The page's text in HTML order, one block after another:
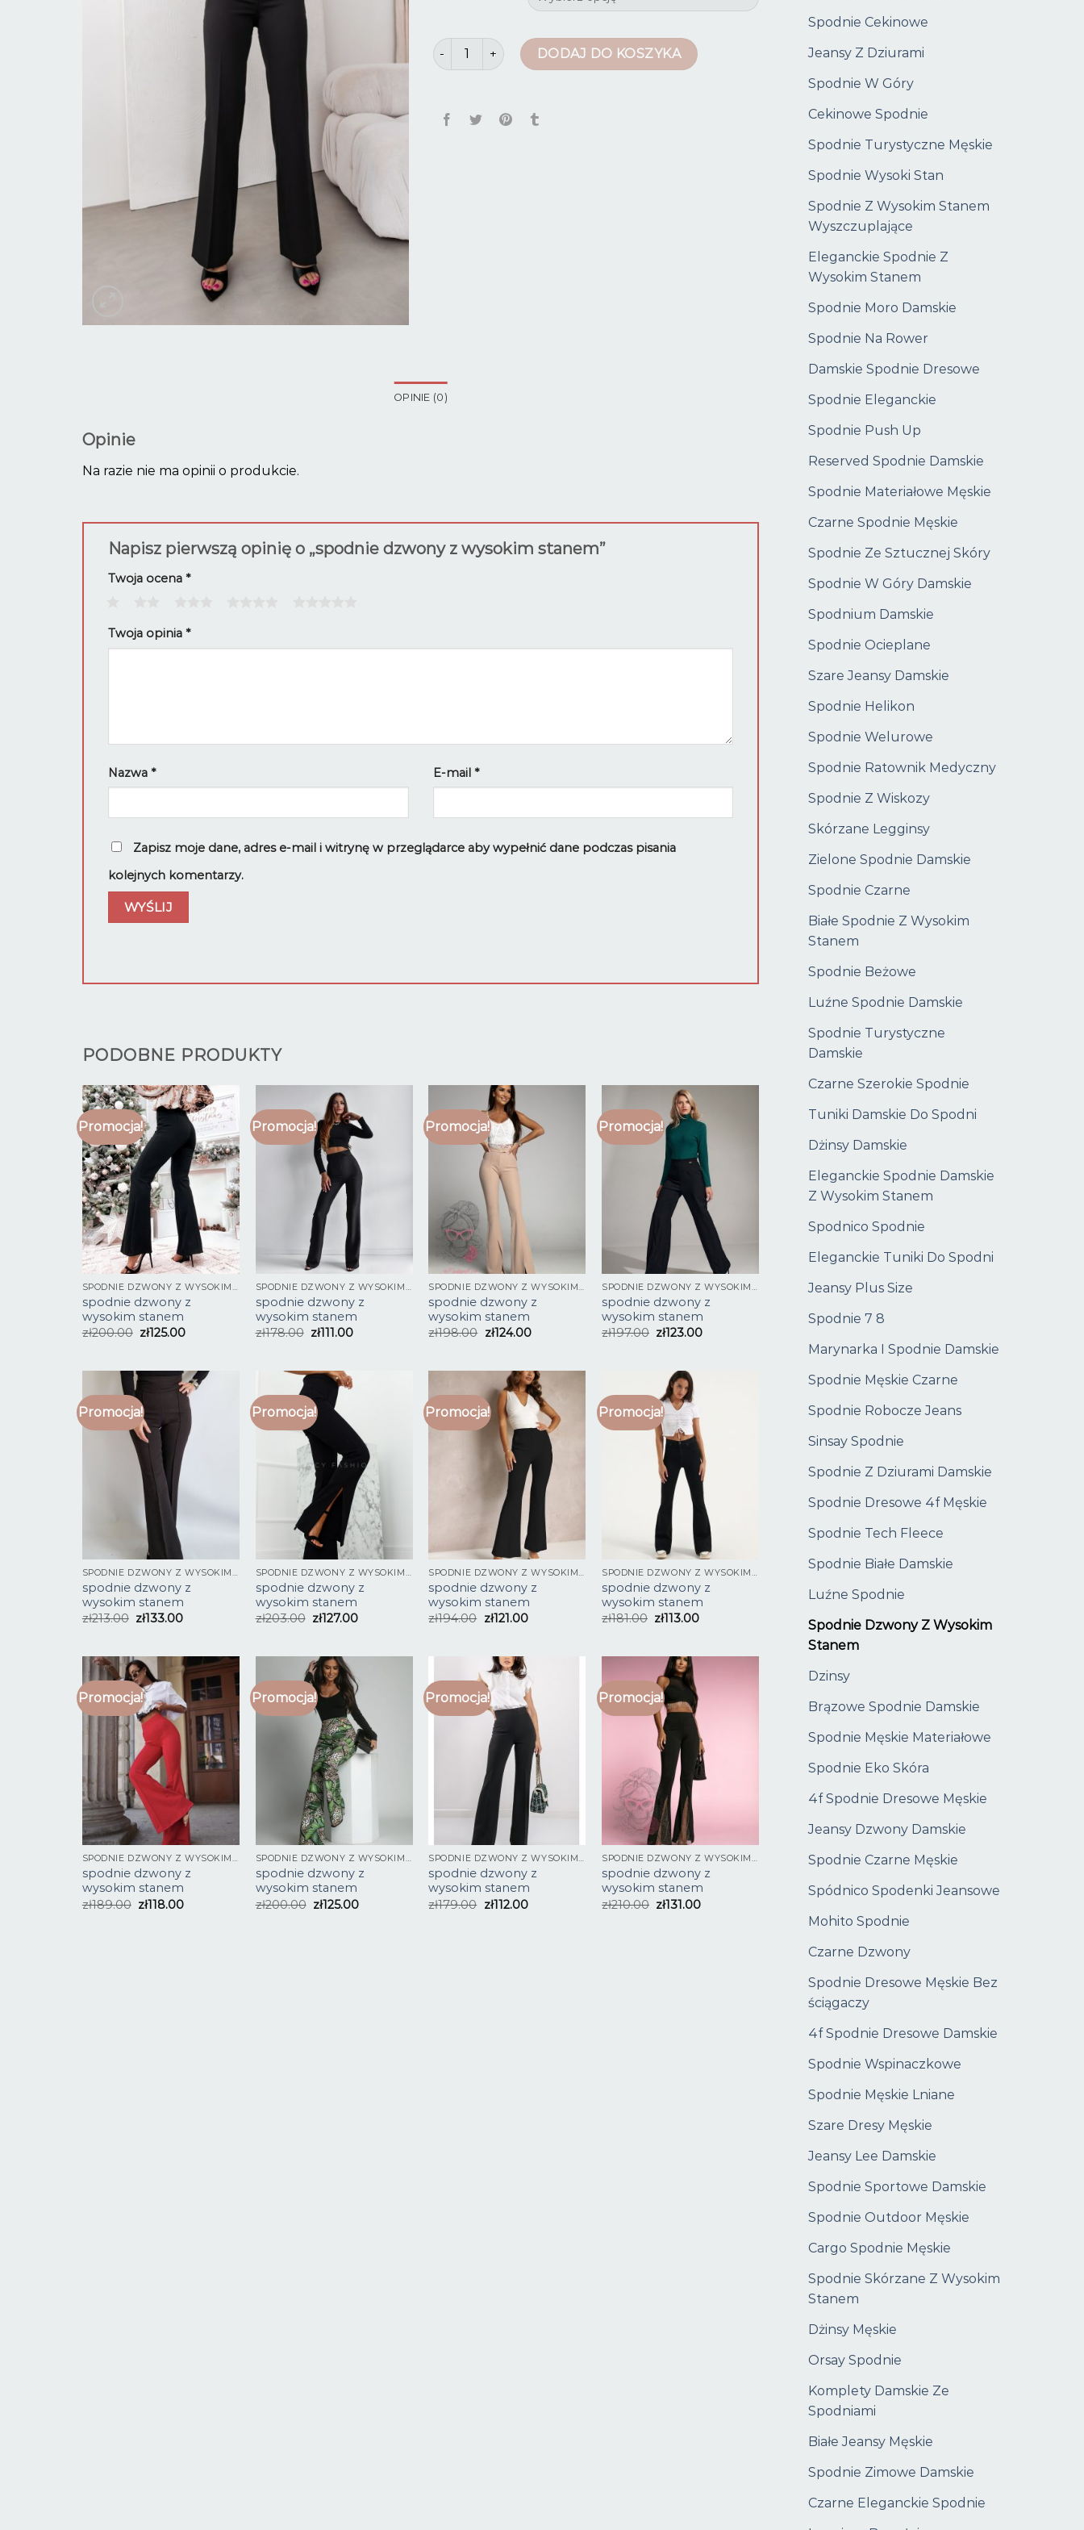
Spodnie Cekinowe
Jeansy Z Dziurami
Spodnie W Góry
Cekinowe Spodnie
Spodnie Turystyczne Męskie
Spodnie Wysoki Stan
Spodnie Z Wysokim Stanem
Wyszczuplające
Eleganckie Spodnie Z
Wysokim Stanem
Spodnie Moro Damskie
Spodnie Na Rower
Damskie Spodnie Dresowe
Spodnie Eleganckie
Spodnie Push Up
Reserved Spodnie Damskie
Spodnie Materiałowe Męskie
Czarne Spodnie Męskie
Spodnie Ze Sztucznej Skóry
Spodnie W Góry Damskie
Spodnium Damskie
Spodnie Ocieplane
Szare Jeansy Damskie
Spodnie Helikon
Spodnie Welurowe
Spodnie Ratownik Medyczny
Spodnie Z Wiskozy
Skórzane Legginsy
Zielone Spodnie Damskie
Spodnie Czarne
Białe Spodnie Z Wysokim
Stanem
Spodnie Beżowe
Luźne Spodnie Damskie
Spodnie Turystyczne
Damskie
Czarne Szerokie Spodnie
Tuniki Damskie Do Spodni
Dżinsy Damskie
Eleganckie Spodnie Damskie
Z Wysokim Stanem
Spodnico Spodnie
Eleganckie Tuniki Do Spodni
Jeansy Plus Size
Spodnie 7 8
Marynarka I Spodnie Damskie
Spodnie Męskie Czarne
Spodnie Robocze Jeans
Sinsay Spodnie
Spodnie Z Dziurami Damskie
Spodnie Dresowe 4f Męskie
Spodnie Tech Fleece
Spodnie Białe Damskie
Luźne Spodnie
Spodnie Dzwony Z Wysokim
Stanem
Dzinsy
Brązowe Spodnie Damskie
Spodnie Męskie Materiałowe
Spodnie Eko Skóra
4f Spodnie Dresowe Męskie
Jeansy Dzwony Damskie
Spodnie Czarne Męskie
Spódnico Spodenki Jeansowe
Mohito Spodnie
Czarne Dzwony
Spodnie Dresowe Męskie Bez
ściągaczy
4f Spodnie Dresowe Damskie
Spodnie Wspinaczkowe
Spodnie Męskie Lniane
Szare Dresy Męskie
Jeansy Lee Damskie
Spodnie Sportowe Damskie
Spodnie Outdoor Męskie
Cargo Spodnie Męskie
Spodnie Skórzane Z Wysokim
Stanem
Dżinsy Męskie
Orsay Spodnie
Komplety Damskie Ze
Spodniami
Białe Jeansy Męskie
Spodnie Zimowe Damskie
Czarne Eleganckie Spodnie
ilość spodnie dzwony z wysokim stanem
DODAJ DO KOSZYKA
OPINIE (0)
Opinie
Na razie nie ma opinii o produkcie.
Napisz pierwszą opinię o „spodnie dzwony z wysokim stanem”
Twoja ocena *
Twoja opinia *
Nazwa * E-mail *
Zapisz moje dane, adres e-mail i witrynę w przeglądarce aby wypełnić dane podczas pisania
kolejnych komentarzy.
PODOBNE PRODUKTY
Promocja!
SPODNIE DZWONY Z WYSOKIM STANEM
spodnie dzwony z
wysokim stanem
zł200.00 zł125.00
Promocja!
SPODNIE DZWONY Z WYSOKIM STANEM
spodnie dzwony z
wysokim stanem
zł178.00 zł111.00
Promocja!
SPODNIE DZWONY Z WYSOKIM STANEM
spodnie dzwony z
wysokim stanem
zł198.00 zł124.00
Promocja!
SPODNIE DZWONY Z WYSOKIM STANEM
spodnie dzwony z
wysokim stanem
zł197.00 zł123.00
Promocja!
SPODNIE DZWONY Z WYSOKIM STANEM
spodnie dzwony z
wysokim stanem
zł213.00 zł133.00
Promocja!
SPODNIE DZWONY Z WYSOKIM STANEM
spodnie dzwony z
wysokim stanem
zł203.00 zł127.00
Promocja!
SPODNIE DZWONY Z WYSOKIM STANEM
spodnie dzwony z
wysokim stanem
zł194.00 zł121.00
Promocja!
SPODNIE DZWONY Z WYSOKIM STANEM
spodnie dzwony z
wysokim stanem
zł181.00 zł113.00
Promocja!
SPODNIE DZWONY Z WYSOKIM STANEM
spodnie dzwony z
wysokim stanem
zł189.00 zł118.00
Promocja!
SPODNIE DZWONY Z WYSOKIM STANEM
spodnie dzwony z
wysokim stanem
zł200.00 zł125.00
Promocja!
SPODNIE DZWONY Z WYSOKIM STANEM
spodnie dzwony z
wysokim stanem
zł179.00 zł112.00
Promocja!
SPODNIE DZWONY Z WYSOKIM STANEM
spodnie dzwony z
wysokim stanem
zł210.00 zł131.00